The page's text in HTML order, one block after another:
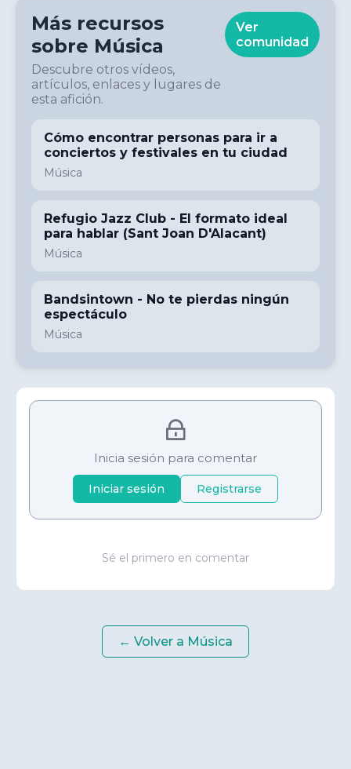
Más recursos
sobre Música
Descubre otros vídeos,
artículos, enlaces y lugares de
esta afición.
Ver
comunidad
Cómo encontrar personas para ir a
conciertos y festivales en tu ciudad
Música
Refugio Jazz Club - El formato ideal
para hablar (Sant Joan D'Alacant)
Música
Bandsintown - No te pierdas ningún
espectáculo
Música
Inicia sesión para comentar
Iniciar sesión Registrarse
Sé el primero en comentar
← Volver a Música